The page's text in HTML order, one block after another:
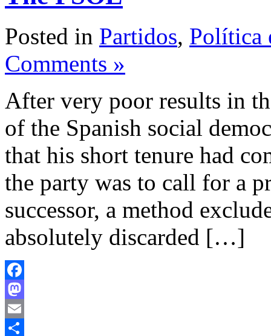
Posted in Partidos, Política
Comments »
After very poor results in
of the Spanish social
that his short tenure had
the party was to call for a
successor, a method
absolutely discarded […]
Facebook
Mastodon
Email